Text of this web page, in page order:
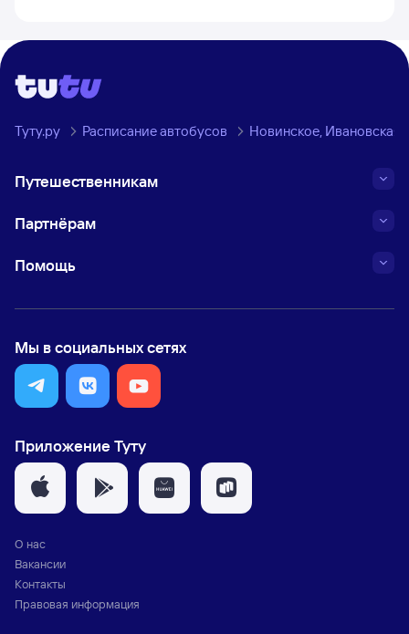
Туту.ру Расписание автобусов Новинское, Ивановская
Путешественникам
Партнёрам
Помощь
Мы в социальных сетях
Приложение Туту
О нас
Вакансии
Контакты
Правовая информация